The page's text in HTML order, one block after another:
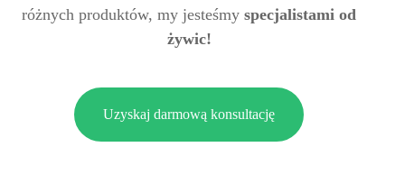
różnych produktów, my jesteśmy specjalistami od
żywic!
Uzyskaj darmową konsultację